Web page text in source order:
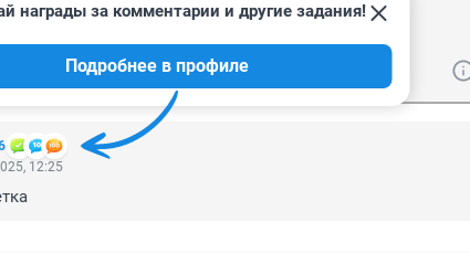
награды за комментарии и другие задания!
Подробнее в профиле
12:25